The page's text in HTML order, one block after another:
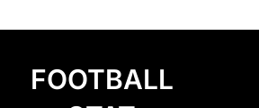
FOOTBALL